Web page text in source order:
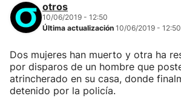
otros
10/06/2019 - 12:50
Última actualización 10/06/2019 - 12:50
Dos mujeres han muerto y otra ha
por disparos de un hombre que
atrincherado en su casa, donde
detenido por la policía.